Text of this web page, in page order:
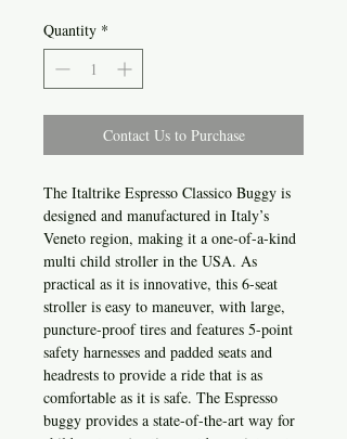
Quantity *
Contact Us to Purchase
The Italtrike Espresso Classico Buggy is
designed and manufactured in Italy’s
Veneto region, making it a one-of-a-kind
multi child stroller in the USA. As
practical as it is innovative, this 6-seat
stroller is easy to maneuver, with large,
puncture-proof tires and features 5-point
safety harnesses and padded seats and
headrests to provide a ride that is as
comfortable as it is safe. The Espresso
buggy provides a state-of-the-art way for